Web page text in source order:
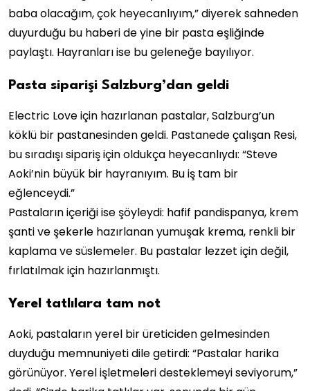
baba olacağım, çok heyecanlıyım,” diyerek sahneden
duyurduğu bu haberi de yine bir pasta eşliğinde
paylaştı. Hayranları ise bu geleneğe bayılıyor.
Pasta siparişi Salzburg’dan geldi
Electric Love için hazırlanan pastalar, Salzburg’un
köklü bir pastanesinden geldi. Pastanede çalışan Resi,
bu sıradışı sipariş için oldukça heyecanlıydı: “Steve
Aoki’nin büyük bir hayranıyım. Bu iş tam bir
eğlenceydi.”
Pastaların içeriği ise şöyleydi: hafif pandispanya, krem
şanti ve şekerle hazırlanan yumuşak krema, renkli bir
kaplama ve süslemeler. Bu pastalar lezzet için değil,
fırlatılmak için hazırlanmıştı.
Yerel tatlılara tam not
Aoki, pastaların yerel bir üreticiden gelmesinden
duyduğu memnuniyeti dile getirdi: “Pastalar harika
görünüyor. Yerel işletmeleri desteklemeyi seviyorum,”